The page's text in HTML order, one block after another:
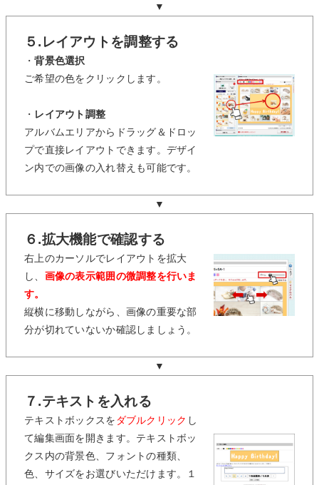
▼
５.レイアウトを調整する
・背景色選択
ご希望の色をクリックします。
・ レイアウト調整
アルバムエリアからドラッグ＆ドロッ
プで直接レイアウトできます。デザイ
ン内での画像の入れ替えも可能です。
▼
６.拡大機能で確認する
右上のカーソルでレイアウトを拡大
し、 画像の表示範囲の微調整を行いま
す。
縦横に移動しながら、画像の重要な部
分が切れていないか確認しましょう。
▼
７.テキストを入れる
テキストボックスを ダブルクリック し
て編集画面を開きます。テキストボッ
クス内の背景色、フォントの種類、
色、サイズをお選びいただけます。１